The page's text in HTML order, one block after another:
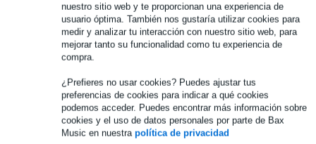
nuestro sitio web y te proporcionan una experiencia de
usuario óptima. También nos gustaría utilizar cookies para
medir y analizar tu interacción con nuestro sitio web, para
mejorar tanto su funcionalidad como tu experiencia de
compra.
¿Prefieres no usar cookies? Puedes ajustar tus
preferencias de cookies para indicar a qué cookies
podemos acceder. Puedes encontrar más información sobre
cookies y el uso de datos personales por parte de Bax
Music en nuestra política de privacidad
Véase también (1)